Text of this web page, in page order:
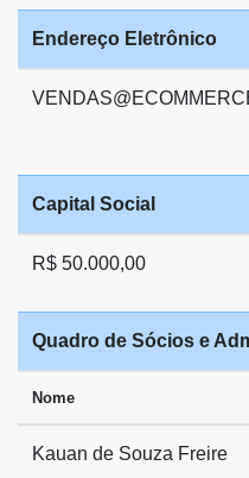
Endereço Eletrônico
Capital Social
R$ 50.000,00
Quadro de Sócios e
Nome
Kauan de Souza Freire